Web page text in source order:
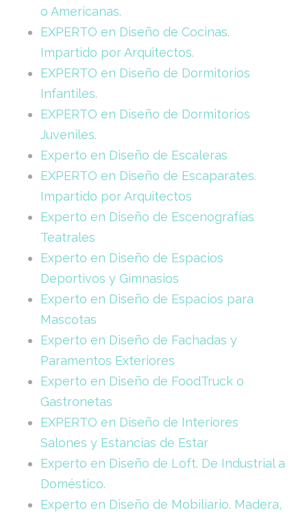
o Americanas.
EXPERTO en Diseño de Cocinas.
Impartido por Arquitectos.
EXPERTO en Diseño de Dormitorios
Infantiles.
EXPERTO en Diseño de Dormitorios
Juveniles.
Experto en Diseño de Escaleras
EXPERTO en Diseño de Escaparates.
Impartido por Arquitectos
Experto en Diseño de Escenografías
Teatrales
Experto en Diseño de Espacios
Deportivos y Gimnasios
Experto en Diseño de Espacios para
Mascotas
Experto en Diseño de Fachadas y
Paramentos Exteriores
Experto en Diseño de FoodTruck o
Gastronetas
EXPERTO en Diseño de Interiores
Salones y Estancias de Estar
Experto en Diseño de Loft. De Industrial a
Doméstico.
Experto en Diseño de Mobiliario. Madera,